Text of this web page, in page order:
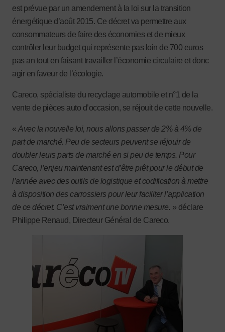
est prévue par un amendement à la loi sur la transition
énergétique d’août 2015. Ce décret va permettre aux
consommateurs de faire des économies et de mieux
contrôler leur budget qui représente pas loin de 700 euros
pas an tout en faisant travailler l’économie circulaire et donc
agir en faveur de l’écologie.
Careco, spécialiste du recyclage automobile et n°1 de la
vente de pièces auto d’occasion, se réjouit de cette nouvelle.
« Avec la nouvelle loi, nous allons passer de 2% à 4% de
part de marché. Peu de secteurs peuvent se réjouir de
doubler leurs parts de marché en si peu de temps. Pour
Careco, l’enjeu maintenant est d’être prêt pour le début de
l’année avec des outils de logistique et codification à mettre
à disposition des carrossiers pour leur faciliter l’application
de ce décret. C’est vraiment une bonne mesure. » déclare
Philippe Renaud, Directeur Général de Careco.